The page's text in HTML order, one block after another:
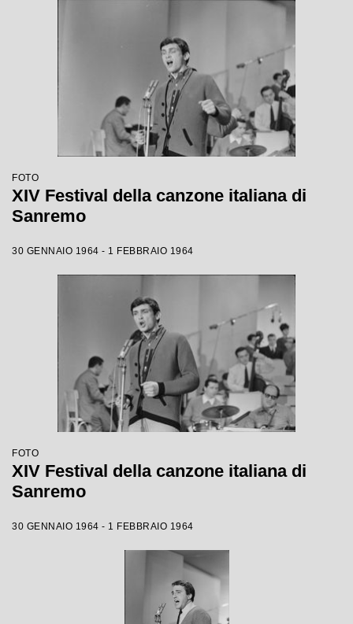
FOTO
XIV Festival della canzone italiana di
Sanremo
30 GENNAIO 1964 - 1 FEBBRAIO 1964
FOTO
XIV Festival della canzone italiana di
Sanremo
30 GENNAIO 1964 - 1 FEBBRAIO 1964